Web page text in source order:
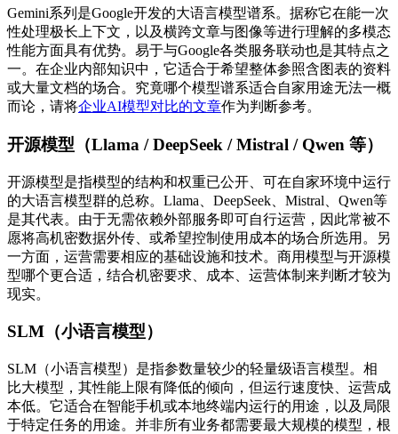
Gemini系列是Google开发的大语言模型谱系。据称它在能一次
性处理极长上下文，以及横跨文章与图像等进行理解的多模态
性能方面具有优势。易于与Google各类服务联动也是其特点之
一。在企业内部知识中，它适合于希望整体参照含图表的资料
或大量文档的场合。究竟哪个模型谱系适合自家用途无法一概
而论，请将企业AI模型对比的文章作为判断参考。
开源模型（Llama / DeepSeek / Mistral / Qwen 等）
开源模型是指模型的结构和权重已公开、可在自家环境中运行
的大语言模型群的总称。Llama、DeepSeek、Mistral、Qwen等
是其代表。由于无需依赖外部服务即可自行运营，因此常被不
愿将高机密数据外传、或希望控制使用成本的场合所选用。另
一方面，运营需要相应的基础设施和技术。商用模型与开源模
型哪个更合适，结合机密要求、成本、运营体制来判断才较为
现实。
SLM（小语言模型）
SLM（小语言模型）是指参数量较少的轻量级语言模型。相
比大模型，其性能上限有降低的倾向，但运行速度快、运营成
本低。它适合在智能手机或本地终端内运行的用途，以及局限
于特定任务的用途。并非所有业务都需要最大规模的模型，根